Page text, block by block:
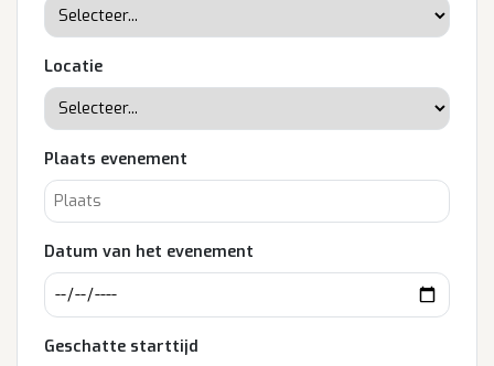
Locatie
Plaats evenement
Datum van het evenement
Geschatte starttijd